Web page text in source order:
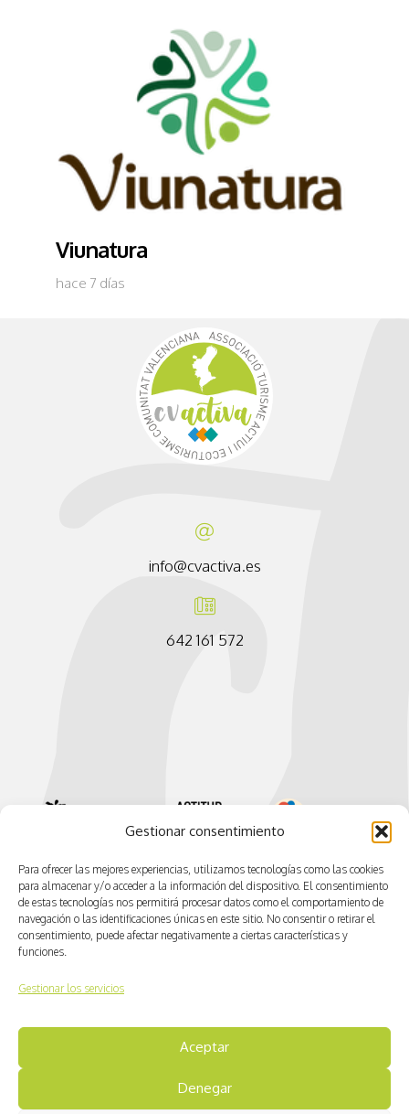
Gestionar consentimiento
Para ofrecer las mejores experiencias, utilizamos tecnologías como las cookies
para almacenar y/o acceder a la información del dispositivo. El consentimiento
de estas tecnologías nos permitirá procesar datos como el comportamiento de
navegación o las identificaciones únicas en este sitio. No consentir o retirar el
consentimiento, puede afectar negativamente a ciertas características y
funciones.
Gestionar los servicios
Aceptar
Denegar
Viunatura
hace 7 días
info@cvactiva.es
642 161 572